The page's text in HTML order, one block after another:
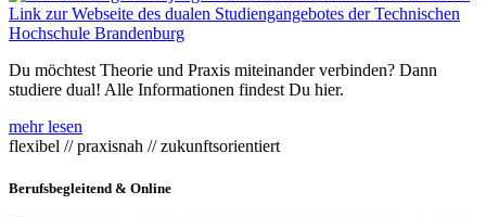
Du möchtest Theorie und Praxis miteinander verbinden? Dann
studiere dual! Alle Informationen findest Du hier.
mehr lesen
flexibel // praxisnah // zukunftsorientiert
Berufsbegleitend & Online